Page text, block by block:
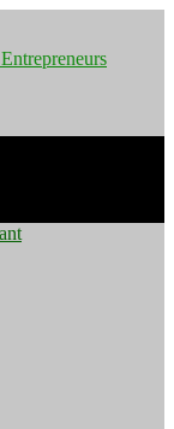
Pourquoi